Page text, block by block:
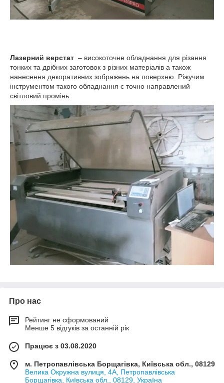
Лазерний верстат – високоточне обладнання для різання
тонких та дрібних заготовок з різних матеріалів а також
нанесення декоративних зображень на поверхню. Ріжучим
інструментом такого обладнання є точно направлений
світловий промінь.
Про нас
Рейтинг не сформований
Менше 5 відгуків за останній рік
Працює з 03.08.2020
м. Петропавлівська Борщагівка, Київська обл., 08129
Велика Окружна вулиця, 4А, Петропавлівська
Борщагівка, Київська обл., 08129, Україна